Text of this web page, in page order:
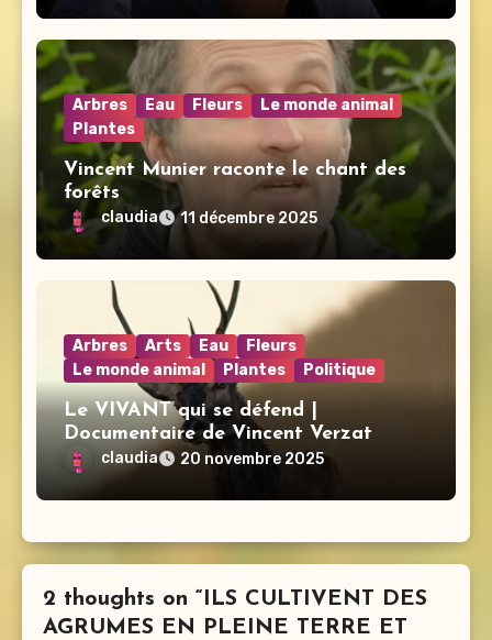
Arbres Eau Fleurs
Le monde animal
Plantes
Vincent Munier raconte le chant des
forêts
claudia 11 décembre 2025
Arbres Arts Eau
Fleurs
Le monde animal
Plantes Politique
Le VIVANT qui se défend |
Documentaire de Vincent Verzat
claudia 20 novembre 2025
2 thoughts on “ILS CULTIVENT DES
AGRUMES EN PLEINE TERRE ET